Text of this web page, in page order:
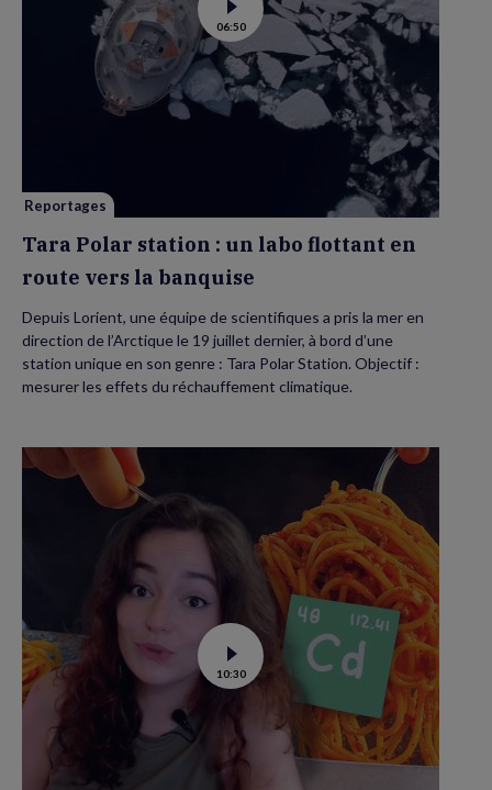
Voir
la
vidéo
de
Tara
Polar
station
:
la
06:50
Reportages
Tara Polar station : un labo flottant en
route vers la banquise
Depuis Lorient, une équipe de scientifiques a pris la mer en
direction de l’Arctique le 19 juillet dernier, à bord d’une
station unique en son genre : Tara Polar Station. Objectif :
mesurer les effets du réchauffement climatique.
Voir
la
vidéo
Contamination
au
cadmium :
ce
10:30